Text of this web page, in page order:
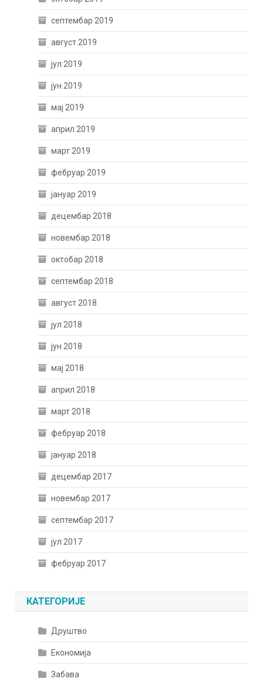
септембар 2019
август 2019
јул 2019
јун 2019
мај 2019
април 2019
март 2019
фебруар 2019
јануар 2019
децембар 2018
новембар 2018
октобар 2018
септембар 2018
август 2018
јул 2018
јун 2018
мај 2018
април 2018
март 2018
фебруар 2018
јануар 2018
децембар 2017
новембар 2017
септембар 2017
јул 2017
фебруар 2017
КАТЕГОРИЈЕ
Друштво
Економија
Забава